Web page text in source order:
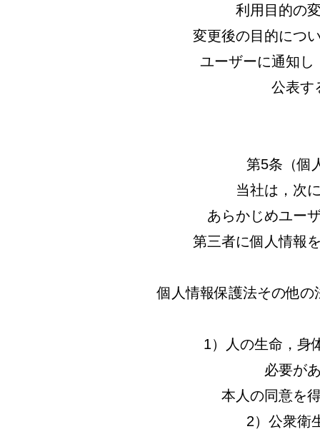
利用目的の
変更後の目的につ
ユーザーに通知し
公表す
第5条（個
当社は，次
あらかじめユー
第三者に個人情報
個人情報保護法その他
1）人の生命，身
必要が
本人の同意を
2）公衆衛